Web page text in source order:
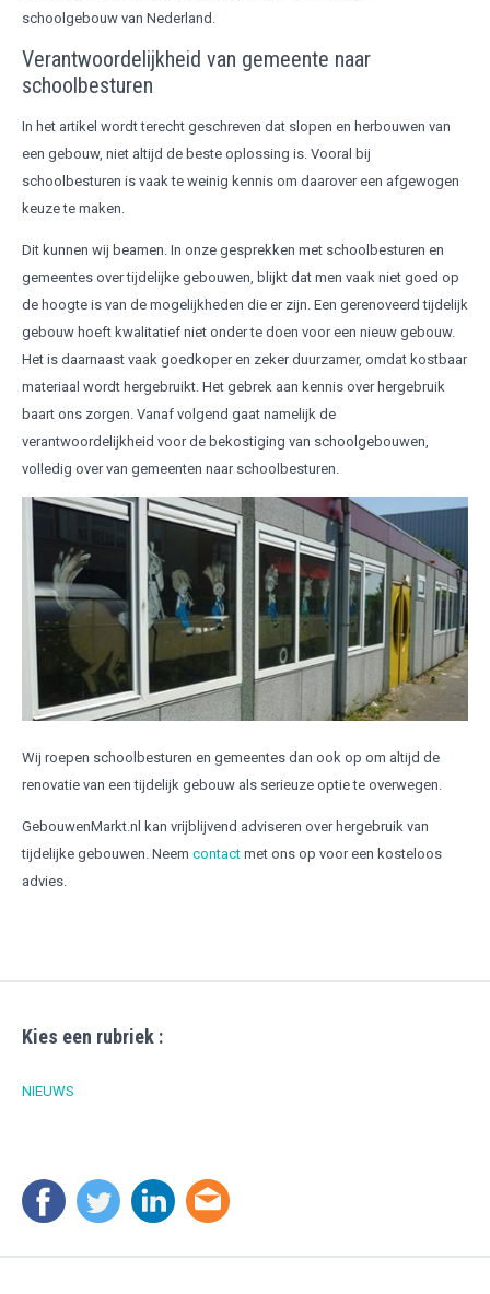
schoolgebouw van Nederland.
Verantwoordelijkheid van gemeente naar
schoolbesturen
In het artikel wordt terecht geschreven dat slopen en herbouwen van
een gebouw, niet altijd de beste oplossing is. Vooral bij
schoolbesturen is vaak te weinig kennis om daarover een afgewogen
keuze te maken.
Dit kunnen wij beamen. In onze gesprekken met schoolbesturen en
gemeentes over tijdelijke gebouwen, blijkt dat men vaak niet goed op
de hoogte is van de mogelijkheden die er zijn. Een gerenoveerd tijdelijk
gebouw hoeft kwalitatief niet onder te doen voor een nieuw gebouw.
Het is daarnaast vaak goedkoper en zeker duurzamer, omdat kostbaar
materiaal wordt hergebruikt. Het gebrek aan kennis over hergebruik
baart ons zorgen. Vanaf volgend gaat namelijk de
verantwoordelijkheid voor de bekostiging van schoolgebouwen,
volledig over van gemeenten naar schoolbesturen.
Wij roepen schoolbesturen en gemeentes dan ook op om altijd de
renovatie van een tijdelijk gebouw als serieuze optie te overwegen.
GebouwenMarkt.nl kan vrijblijvend adviseren over hergebruik van
tijdelijke gebouwen. Neem contact met ons op voor een kosteloos
advies.
Kies een rubriek :
NIEUWS